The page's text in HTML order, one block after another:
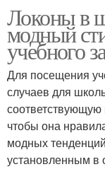
Локоны в
модный
учебного
Для посещения
случаев для
чтобы она
модных
установленным в